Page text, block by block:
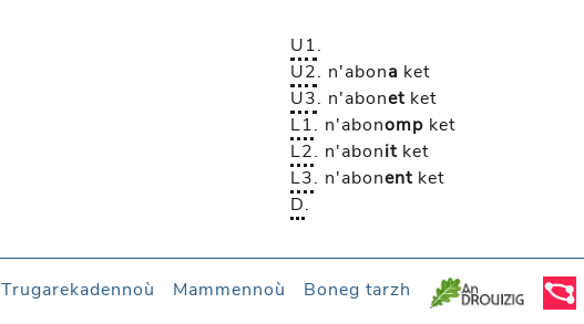
U1.
U2. n'abona ket
U3. n'abonet ket
L1. n'abonomp ket
L2. n'abonit ket
L3. n'abonent ket
D.
Trugarekadennoù Mammennoù Boneg tarzh